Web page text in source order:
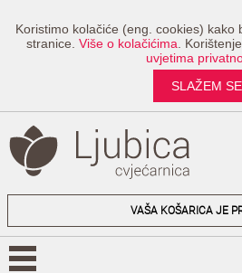
Koristimo kolačiće (eng. cookies) kako
stranice. Više o kolačićima .
uvjetima
SLAŽEM SE
VAŠA KOŠARICA JE